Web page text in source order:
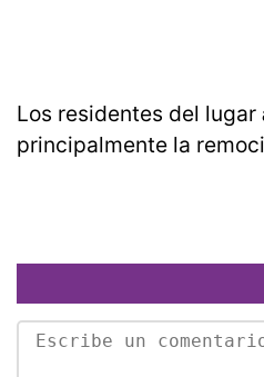
Los residentes del lugar
principalmente la